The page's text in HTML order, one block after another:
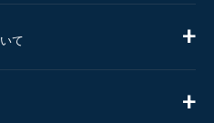
て